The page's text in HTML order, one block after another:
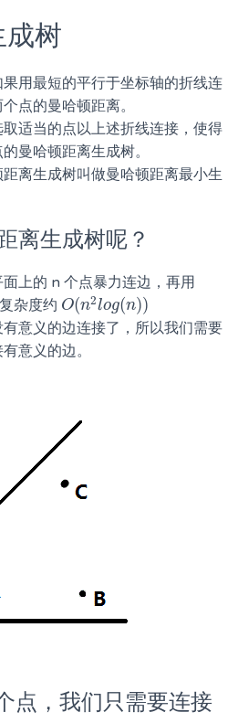
树
用最短的平行于坐标轴的折线连
点的曼哈顿距离。
适当的点以上述折线连接，使得
曼哈顿距离生成树。
离生成树叫做曼哈顿距离最小生
离生成树呢？
上的 n 个点暴力连边，再用
杂度约 O(n2log(n))
O(n2log(n))
意义的边连接了，所以我们需要
意义的边。
点，我们只需要连接